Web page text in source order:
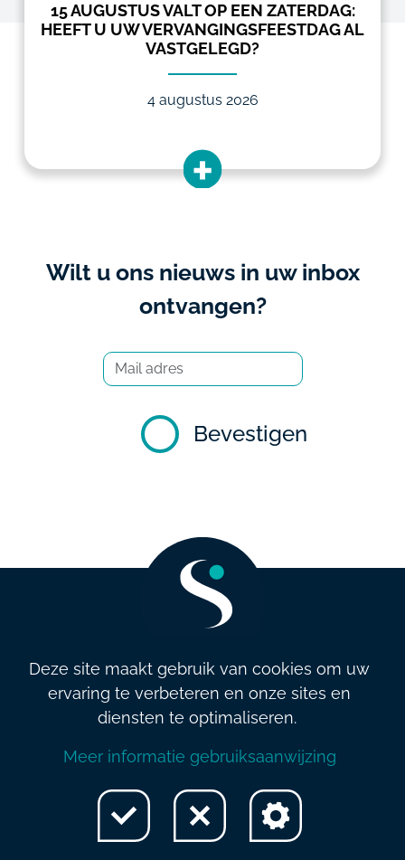
15 AUGUSTUS VALT OP EEN ZATERDAG:
HEEFT U UW VERVANGINGSFEESTDAG AL
VASTGELEGD?
4 augustus 2026
Wilt u ons nieuws in uw inbox
ontvangen?
Bevestigen
info@salarysolution.be • +32 2 521 79 79
kwaliteit
Deze site maakt gebruik van cookies om uw
ervaring te verbeteren en onze sites en
diensten te optimaliseren.
Meer informatie gebruiksaanwijzing